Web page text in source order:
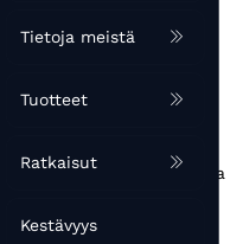
Tietoja meistä
Tuotteet
Ratkaisut
Kestävyys
ovat hyvin
omistajilla,
olisi kaikilla monenlaisia
löytämiseksi. Ei
Ymmärrämme